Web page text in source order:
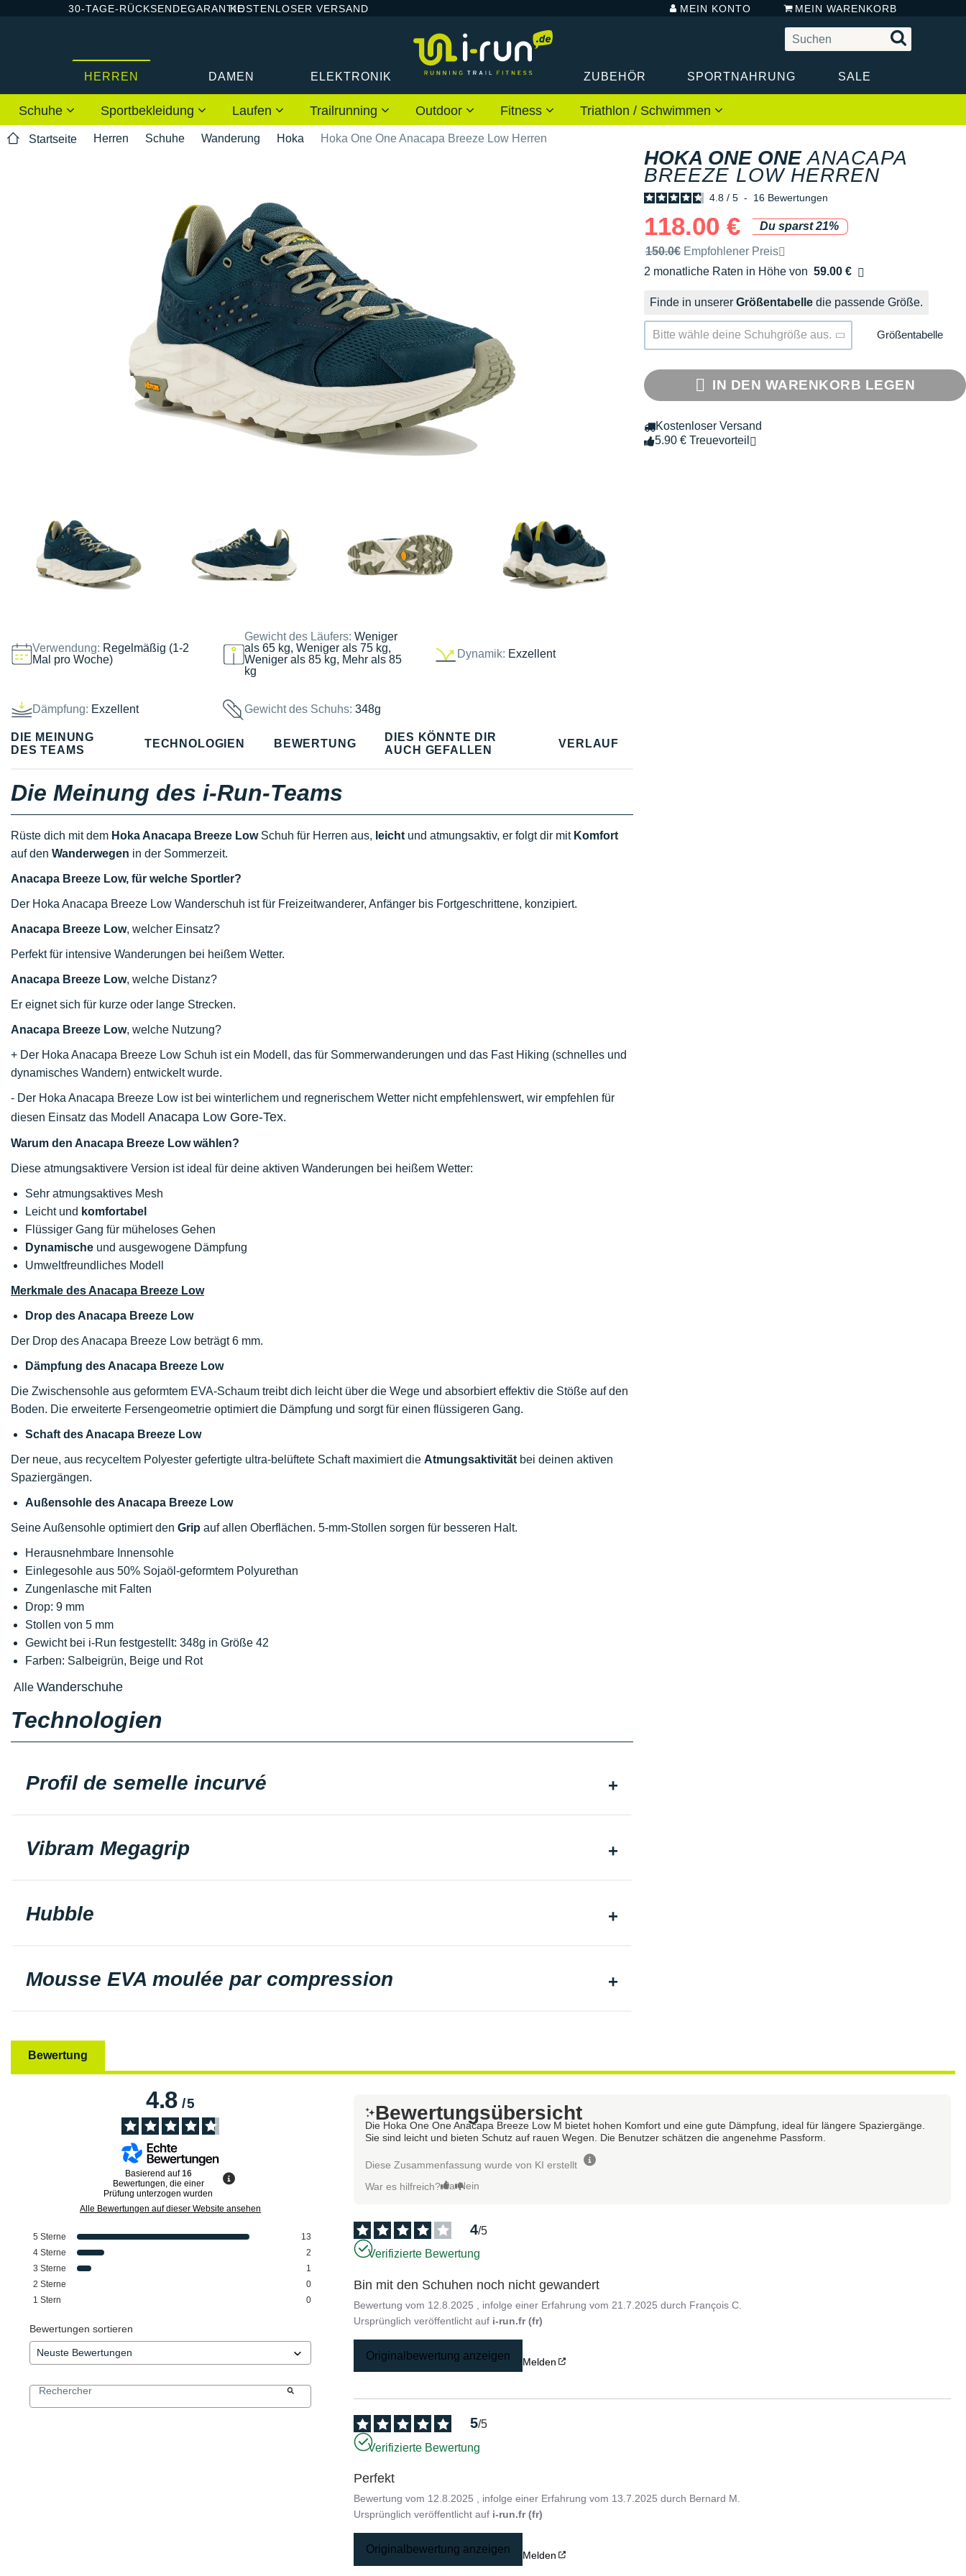
30-TAGE-RÜCKSENDEGARANTIEKOSTENLOSER VERSAND MEIN KONTO MEIN WARENKORB
HERREN DAMEN ELEKTRONIK ZUBEHÖR SPORTNAHRUNG SALE
Schuhe Sportbekleidung Laufen Trailrunning Outdoor Fitness Triathlon / Schwimmen
Startseite Herren Schuhe Wanderung Hoka Hoka One One Anacapa Breeze Low Herren
Verwendung: Regelmäßig (1-2
Mal pro Woche)
Gewicht des Läufers:Weniger
als 65 kg, Weniger als 75 kg,
Weniger als 85 kg, Mehr als 85
kg
Dynamik: Exzellent
Dämpfung: Exzellent Gewicht des Schuhs:348g
HOKA ONE ONE ANACAPA
BREEZE LOW HERREN
4.8 / 5 - 16 Bewertungen
118.00 €
Du sparst 21%
Unverbindliche Preisempfehlung der Marke
150.0€ Empfohlener Preis
2 monatliche Raten in Höhe von 59.00 €
Ohne Zusatzkosten
Finde in unserer Größentabelle die passende Größe.
Bitte wähle deine Schuhgröße aus. Größentabelle
IN DEN WARENKORB LEGEN
Kostenloser Versand
5.90 € Treuevorteil
DIE MEINUNG
DES TEAMS
TECHNOLOGIEN BEWERTUNG
DIES KÖNNTE DIR
AUCH GEFALLEN
VERLAUF
Die Meinung des i-Run-Teams
Rüste dich mit dem Hoka Anacapa Breeze LowSchuh für Herren aus, leicht und atmungsaktiv, er folgt dir mit Komfort
auf den Wanderwegen in der Sommerzeit.
Anacapa Breeze Low, für welche Sportler?
Der Hoka Anacapa Breeze Low Wanderschuh ist für Freizeitwanderer, Anfänger bis Fortgeschrittene, konzipiert.
Anacapa Breeze Low, welcher Einsatz?
Perfekt für intensive Wanderungen bei heißem Wetter.
Anacapa Breeze Low, welche Distanz?
Er eignet sich für kurze oder lange Strecken.
Anacapa Breeze Low, welche Nutzung?
+ Der Hoka Anacapa Breeze Low Schuh ist ein Modell, das für Sommerwanderungen und das Fast Hiking (schnelles und
dynamisches Wandern) entwickelt wurde.
- Der Hoka Anacapa Breeze Low ist bei winterlichem und regnerischem Wetter nicht empfehlenswert, wir empfehlen für
diesen Einsatz das Modell
Anacapa Low Gore-Tex.
Warum den Anacapa Breeze Low wählen?
Diese atmungsaktivere Version ist ideal für deine aktiven Wanderungen bei heißem Wetter:
Sehr atmungsaktives Mesh
Leicht und komfortabel
Flüssiger Gang für müheloses Gehen
Dynamische und ausgewogene Dämpfung
Umweltfreundliches Modell
Merkmale des Anacapa Breeze Low
Drop des Anacapa Breeze Low
Der Drop des Anacapa Breeze Low beträgt 6 mm.
Dämpfung des Anacapa Breeze Low
Die Zwischensohle aus geformtem EVA-Schaum treibt dich leicht über die Wege und absorbiert effektiv die Stöße auf den
Boden. Die erweiterte Fersengeometrie optimiert die Dämpfung und sorgt für einen flüssigeren Gang.
Schaft des Anacapa Breeze Low
Der neue, aus recyceltem Polyester gefertigte ultra-belüftete Schaft maximiert die Atmungsaktivität bei deinen aktiven
Spaziergängen.
Außensohle des Anacapa Breeze Low
Seine Außensohle optimiert den Grip auf allen Oberflächen. 5-mm-Stollen sorgen für besseren Halt.
Herausnehmbare Innensohle
Einlegesohle aus 50% Sojaöl-geformtem Polyurethan
Zungenlasche mit Falten
Drop: 9 mm
Stollen von 5 mm
Gewicht bei i-Run festgestellt: 348g in Größe 42
Farben: Salbeigrün, Beige und Rot
Alle Wanderschuhe
Technologien
Profil de semelle incurvé
Vibram Megagrip
Hubble
Mousse EVA moulée par compression
Bewertung
4.8/5
Basierend auf16
Bewertungen, die einer
Prüfung unterzogen wurden
Alle Bewertungen auf dieser Website ansehen
5 Sterne
13
4 Sterne
2
3 Sterne
1
2 Sterne
0
1 Stern 0
Bewertungen sortieren
Bewertungsübersicht
Die Hoka One One Anacapa Breeze Low M bietet hohen Komfort und eine gute Dämpfung, ideal für längere Spaziergänge.
Sie sind leicht und bieten Schutz auf rauen Wegen. Die Benutzer schätzen die angenehme Passform.
Diese Zusammenfassung wurde von KI erstellt
War es hilfreich? Ja Nein
4/5
Verifizierte Bewertung
Bin mit den Schuhen noch nicht gewandert
Bewertung vom 12.8.2025 , infolge einer Erfahrung vom 21.7.2025 durch François C.
Ursprünglich veröffentlicht auf i-run.fr (fr)
Originalbewertung anzeigen Melden
5/5
Verifizierte Bewertung
Perfekt
Bewertung vom 12.8.2025 , infolge einer Erfahrung vom 13.7.2025 durch Bernard M.
Ursprünglich veröffentlicht auf i-run.fr (fr)
Originalbewertung anzeigen Melden